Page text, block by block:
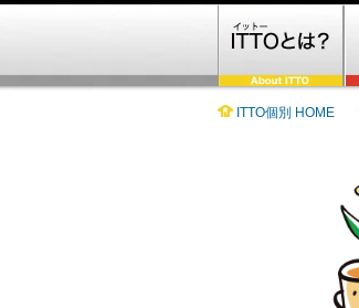
ITTO個別 HOME